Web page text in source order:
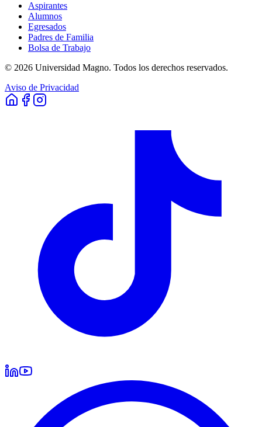
Aspirantes
Alumnos
Egresados
Padres de Familia
Bolsa de Trabajo
© 2026 Universidad Magno. Todos los derechos reservados.
Aviso de Privacidad